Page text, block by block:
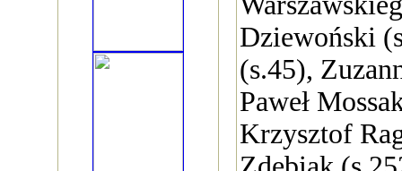
Dziewoński
(s.45),
Paweł
Krzysztof